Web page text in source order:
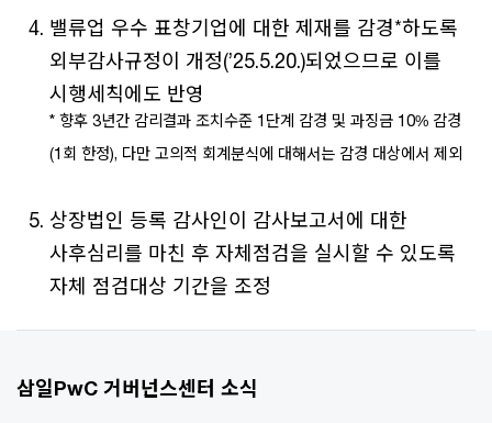
밸류업 우수 표창기업에 대한 제재를 감경*하도록
외부감사규정이 개정(’25.5.20.)되었으므로 이를
시행세칙에도 반영
* 향후 3년간 감리결과 조치수준 1단계 감경 및 과징금 10% 감경
(1회 한정), 다만 고의적 회계분식에 대해서는 감경 대상에서 제외
상장법인 등록 감사인이 감사보고서에 대한
사후심리를 마친 후 자체점검을 실시할 수 있도록
자체 점검대상 기간을 조정
삼일PwC 거버넌스센터 소식